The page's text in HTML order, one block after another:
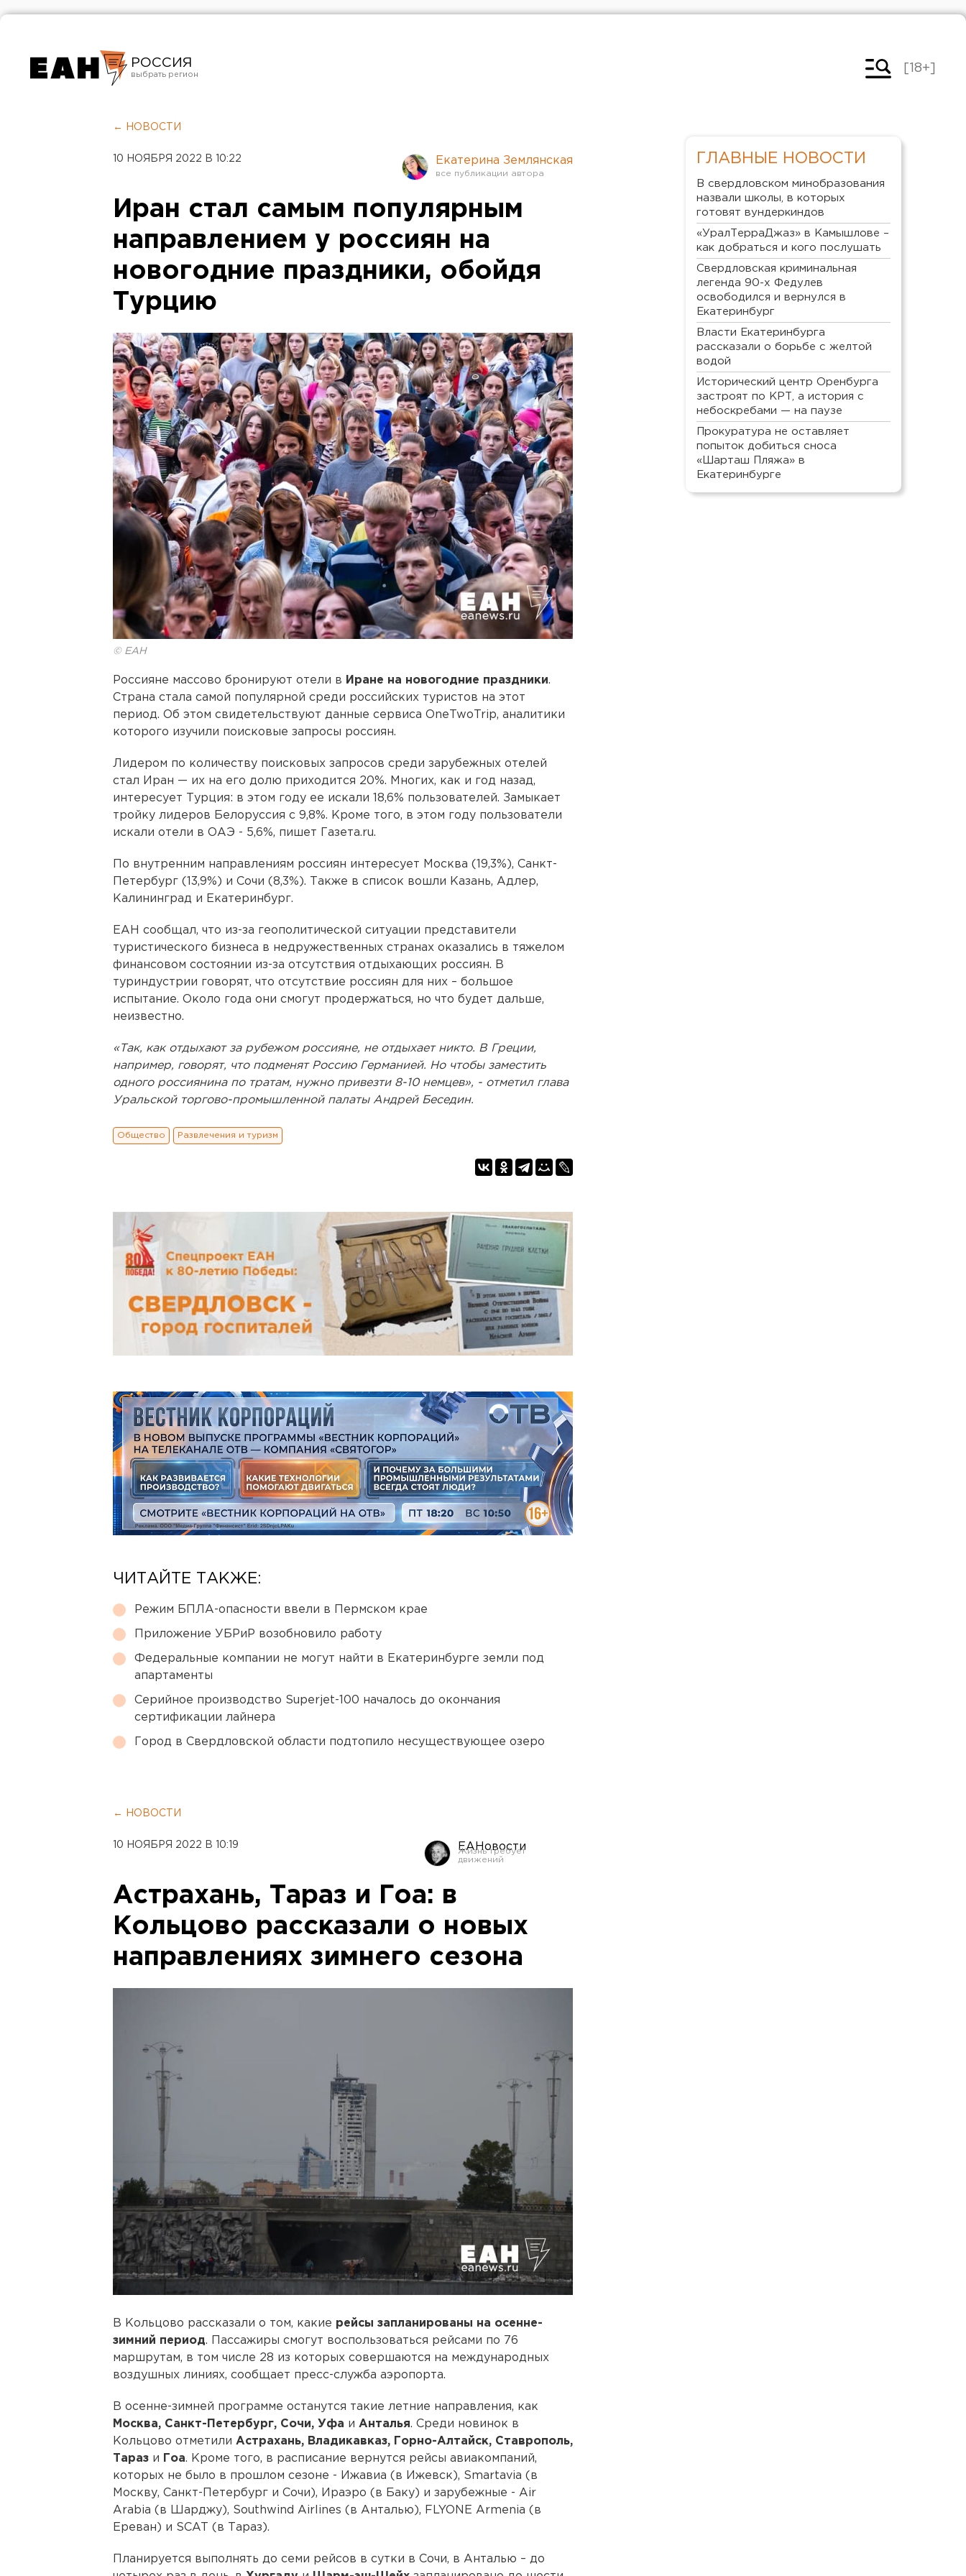
РОССИЯ
Челябинск
[18+]
← НОВОСТИ
10 НОЯБРЯ 2022 В 10:22 Екатерина Землянская
Иран стал самым популярным
направлением у россиян на
новогодние праздники, обойдя
Турцию
© ЕАН
Россияне массово бронируют отели в Иране на новогодние праздники.
Страна стала самой популярной среди российских туристов на этот
период. Об этом свидетельствуют данные сервиса OneTwoTrip, аналитики
которого изучили поисковые запросы россиян.
Лидером по количеству поисковых запросов среди зарубежных отелей
стал Иран — их на его долю приходится 20%. Многих, как и год назад,
интересует Турция: в этом году ее искали 18,6% пользователей. Замыкает
тройку лидеров Белоруссия с 9,8%. Кроме того, в этом году пользователи
искали отели в ОАЭ - 5,6%, пишет Газета.ru.
По внутренним направлениям россиян интересует Москва (19,3%), Санкт-
Петербург (13,9%) и Сочи (8,3%). Также в список вошли Казань, Адлер,
Калининград и Екатеринбург.
ЕАН сообщал, что из-за геополитической ситуации представители
туристического бизнеса в недружественных странах оказались в тяжелом
финансовом состоянии из-за отсутствия отдыхающих россиян. В
туриндустрии говорят, что отсутствие россиян для них – большое
испытание. Около года они смогут продержаться, но что будет дальше,
неизвестно.
«Так, как отдыхают за рубежом россияне, не отдыхает никто. В Греции,
например, говорят, что подменят Россию Германией. Но чтобы заместить
одного россиянина по тратам, нужно привезти 8-10 немцев», - отметил глава
Уральской торгово-промышленной палаты Андрей Беседин.
Общество Развлечения и туризм
ЧИТАЙТЕ ТАКЖЕ:
Режим БПЛА-опасности ввели в Пермском крае
Приложение УБРиР возобновило работу
Федеральные компании не могут найти в Екатеринбурге земли под
апартаменты
Серийное производство Superjet-100 началось до окончания
сертификации лайнера
Город в Свердловской области подтопило несуществующее озеро
← НОВОСТИ
10 НОЯБРЯ 2022 В 10:19 ЕАНовости
Астрахань, Тараз и Гоа: в
Кольцово рассказали о новых
направлениях зимнего сезона
В Кольцово рассказали о том, какие рейсы запланированы на осенне-
зимний период. Пассажиры смогут воспользоваться рейсами по 76
маршрутам, в том числе 28 из которых совершаются на международных
воздушных линиях, сообщает пресс-служба аэропорта.
В осенне-зимней программе останутся такие летние направления, как
Москва, Санкт-Петербург, Сочи, Уфа и Анталья. Среди новинок в
Кольцово отметили Астрахань, Владикавказ, Горно-Алтайск, Ставрополь,
Тараз и Гоа. Кроме того, в расписание вернутся рейсы авиакомпаний,
которых не было в прошлом сезоне - Ижавиа (в Ижевск), Smartavia (в
Москву, Санкт-Петербург и Сочи), Ираэро (в Баку) и зарубежные - Air
Arabia (в Шарджу), Southwind Airlines (в Анталью), FLYONE Armenia (в
Ереван) и SCAT (в Тараз).
Планируется выполнять до семи рейсов в сутки в Сочи, в Анталью – до
ГЛАВНЫЕ НОВОСТИ
В свердловском минобразования
назвали школы, в которых
готовят вундеркиндов
«УралТерраДжаз» в Камышлове –
как добраться и кого послушать
Свердловская криминальная
легенда 90-х Федулев
освободился и вернулся в
Екатеринбург
Власти Екатеринбурга
рассказали о борьбе с желтой
водой
Исторический центр Оренбурга
застроят по КРТ, а история с
небоскребами — на паузе
Прокуратура не оставляет
попыток добиться сноса
«Шарташ Пляжа» в
Екатеринбурге